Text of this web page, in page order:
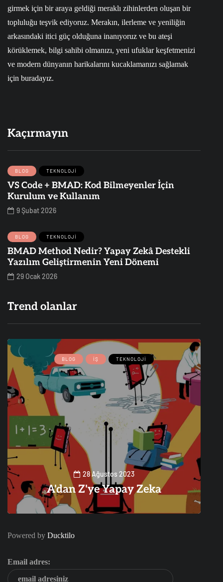
girmek için bir araya geldiği meraklı zihinlerden oluşan bir
topluluğu teşvik ediyoruz. Merakın, ilerleme ve yeniliğin
arkasındaki itici güç olduğuna inanıyoruz ve bu ateşi
körüklemek, bilgi sahibi olmanızı, yeni ufuklar keşfetmenizi
ve modern dünyanın harikalarını kucaklamanızı sağlamak
için buradayız.
Kaçırmayın
BLOG TEKNOLOJI
VS Code + BMAD: Kod Bilmeyenler İçin
Kurulum ve Kullanım
9 Şubat 2026
BLOG TEKNOLOJI
BMAD Method Nedir? Yapay Zekâ Destekli
Yazılım Geliştirmenin Yeni Dönemi
29 Ocak 2026
Trend olanlar
BLOG İŞ TEKNOLOJI
28 Ağustos 2023
A'dan Z'ye Yapay Zeka
Powered by Ducktilo
Email adres: